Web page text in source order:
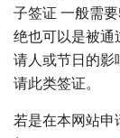
子签证 一般需
绝也可以是被通
请人或节日的影
请此类签证。
若是在本网站申